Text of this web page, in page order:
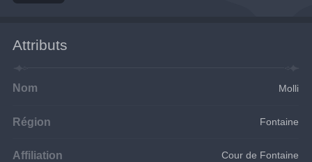
Attributs
Nom Molli
Région Fontaine
Affiliation Cour de Fontaine